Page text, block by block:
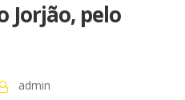
Jorjão, pelo
admin